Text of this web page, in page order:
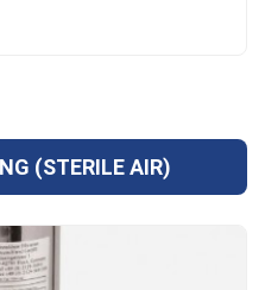
(STERILE AIR)